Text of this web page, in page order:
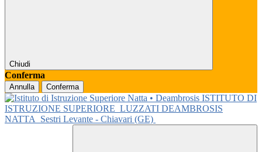
Chiudi
Conferma
Annulla Conferma
ISTITUTO DI
ISTRUZIONE SUPERIORE LUZZATI DEAMBROSIS
NATTA
Sestri Levante - Chiavari (GE)